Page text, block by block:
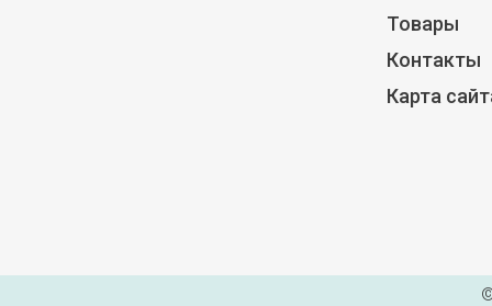
Товары
Контакты
Карта